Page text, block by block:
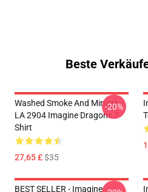
Beste
Washed Smoke And Mirrors
LA 2904 Imagine Dragons T-
Shirt
27,65 £$35
-20%
BEST SELLER - Imagine